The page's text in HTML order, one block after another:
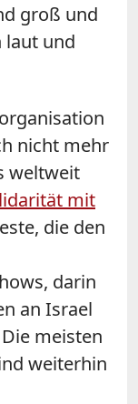
groß und
laut und
nicht mehr
weltweit
mit
die den
darin
an Israel
meisten
weiterhin